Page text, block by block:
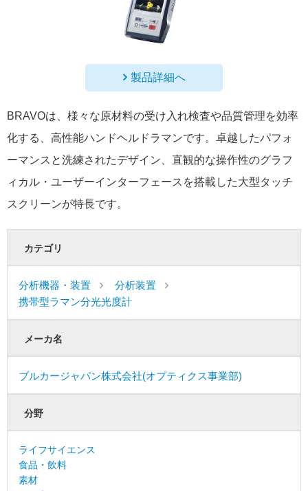
製品詳細へ
BRAVOは、様々な原材料の受け入れ検査や品質管理を効率
化する、高性能ハンドヘルドラマンです。卓越したパフォ
ーマンスと洗練されたデザイン、直観的な操作性のグラフ
ィカル・ユーザーインターフェースを搭載した大型タッチ
スクリーンが特長です。
カテゴリ
分析機器・装置
分析装置
携帯型ラマン分光光度計
メーカ名
ブルカージャパン株式会社(オプティクス事業部)
分野
ライフサイエンス
食品・飲料
素材